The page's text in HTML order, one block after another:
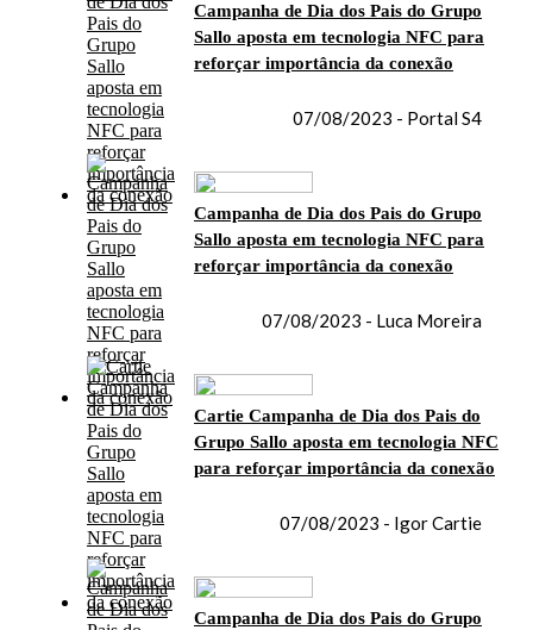
Campanha de Dia dos Pais do Grupo
Sallo aposta em tecnologia NFC para
reforçar importância da conexão
07/08/2023 - Portal S4
Campanha de Dia dos Pais do Grupo
Sallo aposta em tecnologia NFC para
reforçar importância da conexão
07/08/2023 - Luca Moreira
Cartie Campanha de Dia dos Pais do
Grupo Sallo aposta em tecnologia NFC
para reforçar importância da conexão
07/08/2023 - Igor Cartie
Campanha de Dia dos Pais do Grupo